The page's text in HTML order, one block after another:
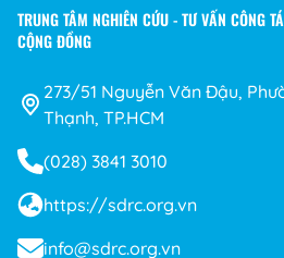
TRUNG TÂM NGHIÊN CỨU - TƯ VẤN CÔNG
CỘNG ĐỒNG
273/51 Nguyễn Văn Đậu,
Thạnh, TP.HCM
(028) 3841 3010
https://sdrc.org.vn
info@sdrc.org.vn